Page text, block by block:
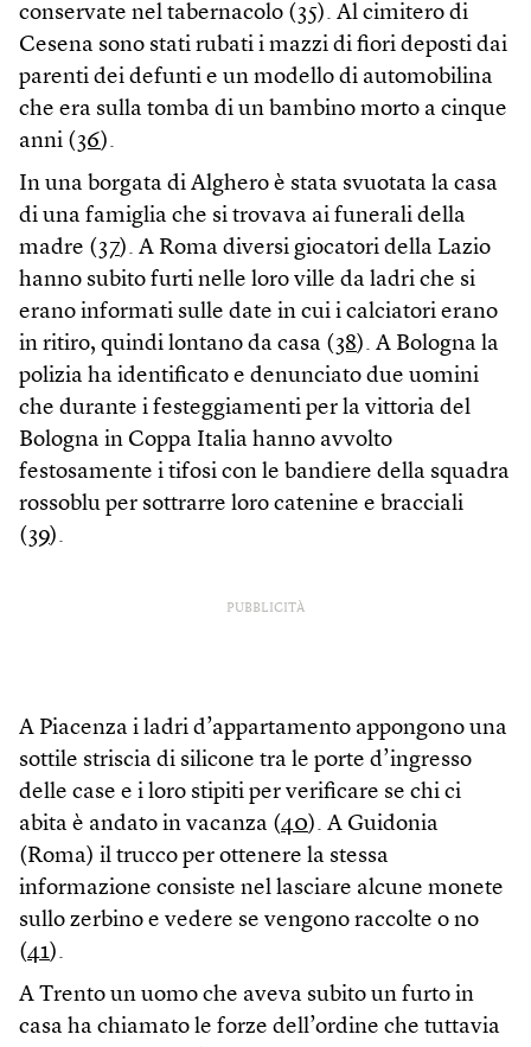
conservate nel tabernacolo ( 35). Al cimitero di
Cesena sono stati rubati i mazzi di fiori deposti dai
parenti dei defunti e un modello di automobilina
che era sulla tomba di un bambino morto a cinque
anni ( 36).
In una borgata di Alghero è stata svuotata la casa
di una famiglia che si trovava ai funerali della
madre ( 37). A Roma diversi giocatori della Lazio
hanno subito furti nelle loro ville da ladri che si
erano informati sulle date in cui i calciatori erano
in ritiro, quindi lontano da casa ( 38). A Bologna la
polizia ha identificato e denunciato due uomini
che durante i festeggiamenti per la vittoria del
Bologna in Coppa Italia hanno avvolto
festosamente i tifosi con le bandiere della squadra
rossoblu per sottrarre loro catenine e bracciali
( 39).
PUBBLICITÀ
A Piacenza i ladri d’appartamento appongono una
sottile striscia di silicone tra le porte d’ingresso
delle case e i loro stipiti per verificare se chi ci
abita è andato in vacanza (40). A Guidonia
(Roma) il trucco per ottenere la stessa
informazione consiste nel lasciare alcune monete
sullo zerbino e vedere se vengono raccolte o no
(41).
A Trento un uomo che aveva subito un furto in
casa ha chiamato le forze dell’ordine che tuttavia